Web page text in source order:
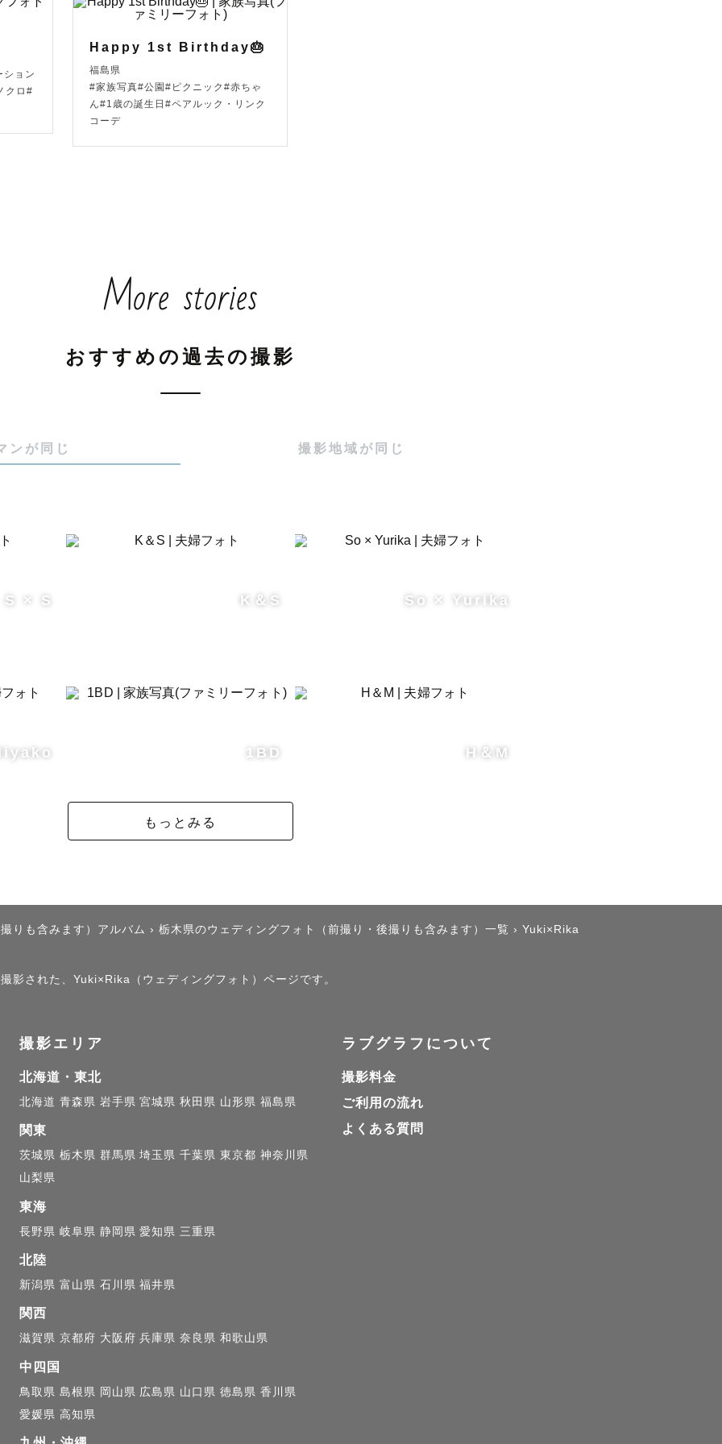
ション
クロ#
Happy 1st Birthday🎂
福島県
#家族写真#公園#ピクニック#赤ちゃ
ん#1歳の誕生日#ペアルック・リンク
コーデ
More stories
おすすめの過去の撮影
ンが同じ 撮影地域が同じ
S × S K＆S So × Yurika
1BD H＆M
もっとみる
りも含みます）アルバム › 栃木県のウェディングフォト（前撮り・後撮りも含みます）一覧 › Yuki×Rika
された、Yuki×Rika（ウェディングフォト）ページです。
撮影エリア
北海道・東北
北海道 青森県 岩手県 宮城県 秋田県 山形県 福島県
関東
茨城県 栃木県 群馬県 埼玉県 千葉県 東京都 神奈川県
山梨県
東海
長野県 岐阜県 静岡県 愛知県 三重県
北陸
新潟県 富山県 石川県 福井県
関西
滋賀県 京都府 大阪府 兵庫県 奈良県 和歌山県
中四国
鳥取県 島根県 岡山県 広島県 山口県 徳島県 香川県
愛媛県 高知県
ラブグラフについて
撮影料金
ご利用の流れ
よくある質問